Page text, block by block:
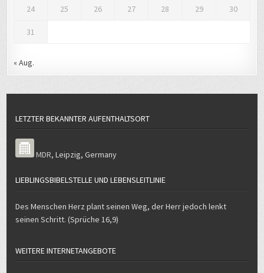
24 25 26 27 28 29 30
31
« Aug.
LETZTER BEKANNTER AUFENTHALTSORT
MDR,Leipzig,Germany
LIEBLINGSBIBELSTELLE UND LEBENSLEITLINIE
Des Menschen Herz plant seinen Weg, der Herr jedoch lenkt
seinen Schritt. (Sprüche 16,9)
WEITERE INTERNETANGEBOTE